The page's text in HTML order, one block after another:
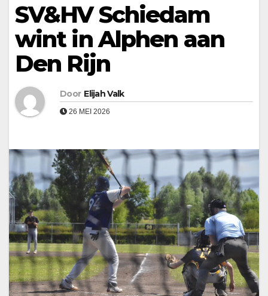
SV&HV Schiedam
wint in Alphen aan
Den Rijn
Door Elijah Valk
26 MEI 2026